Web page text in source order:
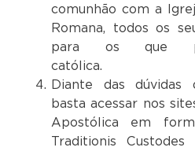
comunhão com a
Romana, todos os
para os que
Diante das dúvidas
basta acessar nos
Apostólica em
Traditionis